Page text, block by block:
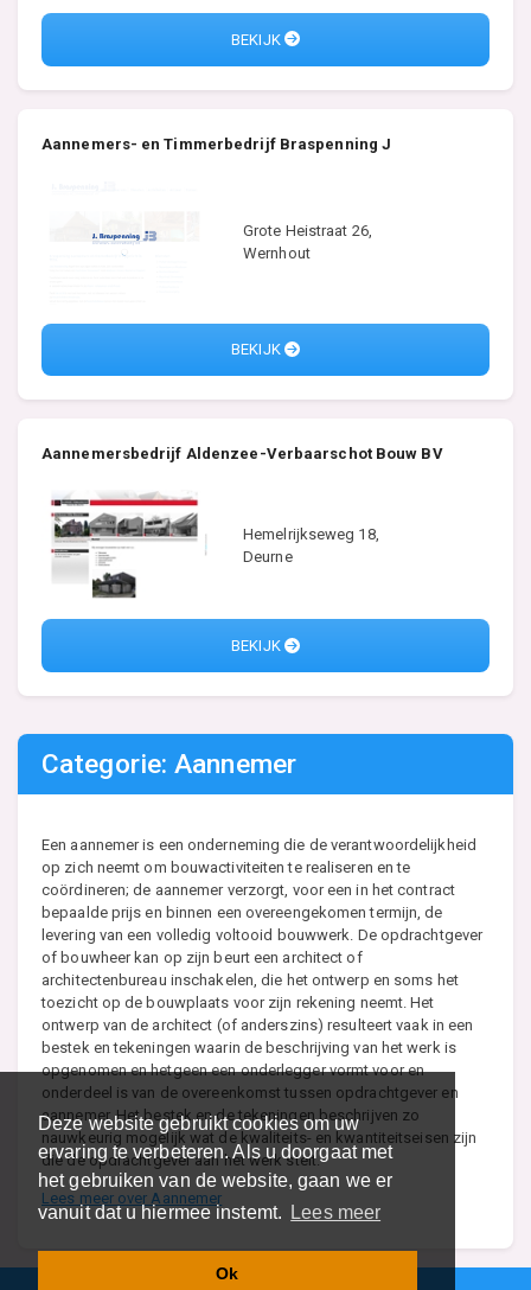
Deze website gebruikt cookies om uw
ervaring te verbeteren. Als u doorgaat met
het gebruiken van de website, gaan we er
vanuit dat u hiermee instemt.
Lees meer
Ok
BEKIJK
Aannemers- en Timmerbedrijf Braspenning J
Grote Heistraat 26,
Wernhout
BEKIJK
Aannemersbedrijf Aldenzee-Verbaarschot Bouw BV
Hemelrijkseweg 18,
Deurne
BEKIJK
Categorie: Aannemer
Een aannemer is een onderneming die de verantwoordelijkheid
op zich neemt om bouwactiviteiten te realiseren en te
coördineren; de aannemer verzorgt, voor een in het contract
bepaalde prijs en binnen een overeengekomen termijn, de
levering van een volledig voltooid bouwwerk. De opdrachtgever
of bouwheer kan op zijn beurt een architect of
architectenbureau inschakelen, die het ontwerp en soms het
toezicht op de bouwplaats voor zijn rekening neemt. Het
ontwerp van de architect (of anderszins) resulteert vaak in een
bestek en tekeningen waarin de beschrijving van het werk is
opgenomen en hetgeen een onderlegger vormt voor en
onderdeel is van de overeenkomst tussen opdrachtgever en
aannemer. Het bestek en de tekeningen beschrijven zo
nauwkeurig mogelijk wat de kwaliteits- en kwantiteitseisen zijn
die de opdrachtgever aan het werk stelt.
Lees meer over Aannemer